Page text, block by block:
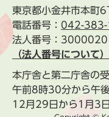
東京都小金井市本町
電話番号： 042-383-
法人番号：
（法人番号について）
本庁舎と第二庁舎の受
午前8時30分から午
12月29日から1月3日